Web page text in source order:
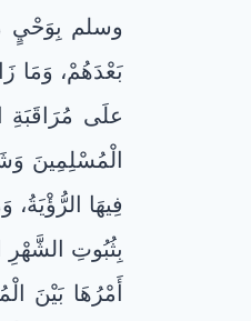
وسلم بِوَحْيٍ
بَعْدَهُمْ، وَمَا
علَى مُرَاقَبَةِ
الْمُسْلِمِينَ
فِيهَا
بِثُبُوتِ الشَّهْرِ
أَمْرُهَا بَيْنَ